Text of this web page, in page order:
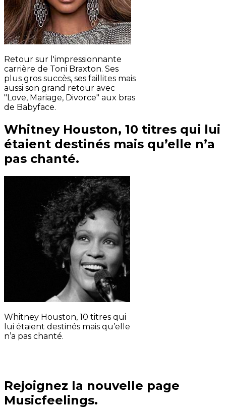
Retour sur l'impressionnante
carrière de Toni Braxton. Ses
plus gros succès, ses faillites mais
aussi son grand retour avec
"Love, Mariage, Divorce" aux bras
de Babyface.
Whitney Houston, 10 titres qui lui
étaient destinés mais qu’elle n’a
pas chanté.
Whitney Houston, 10 titres qui
lui étaient destinés mais qu’elle
n’a pas chanté.
Rejoignez la nouvelle page
Musicfeelings.